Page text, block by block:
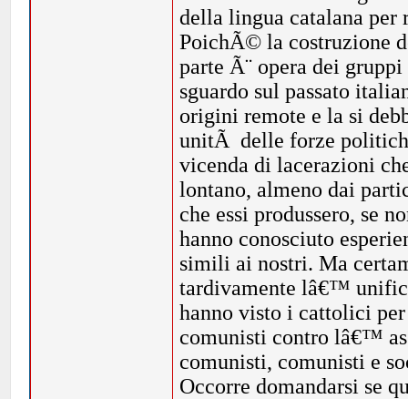
della lingua catalana per
PoichÃ© la costruzione
parte Ã¨ opera dei
sguardo sul passato
origini remote e la si
unitÃ delle forze
vicenda di lacerazioni
lontano, almeno dai
che essi produssero, se
hanno conosciuto
simili ai nostri. Ma
tardivamente lâ€™
hanno visto i cattolici
comunisti contro lâ€™
comunisti, comunisti e
Occorre domandarsi se